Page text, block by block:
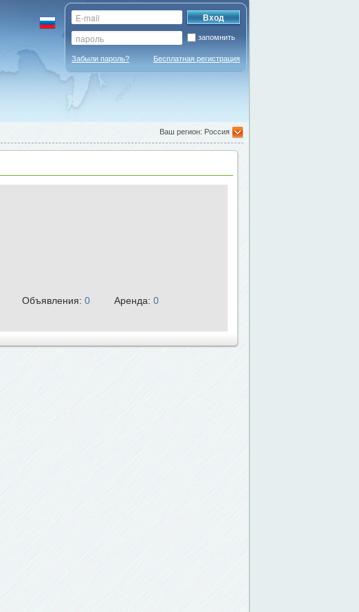
запомнить
Забыли пароль? Бесплатная регистрация
Ваш регион: Россия
Объявления: 0 Аренда: 0